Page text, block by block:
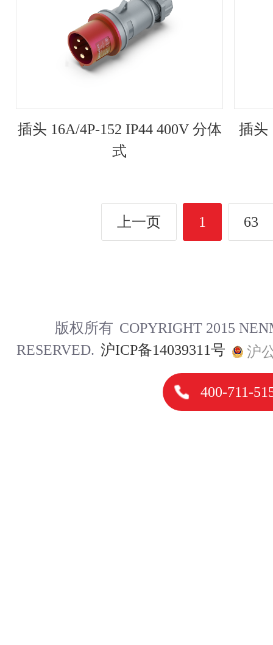
插头 16A/4P-152 IP44 400V 分体
式
插头
上一页 1 63
版权所有 COPYRIGHT 2015
RESERVED. 沪ICP备14039311号 沪
400-711-